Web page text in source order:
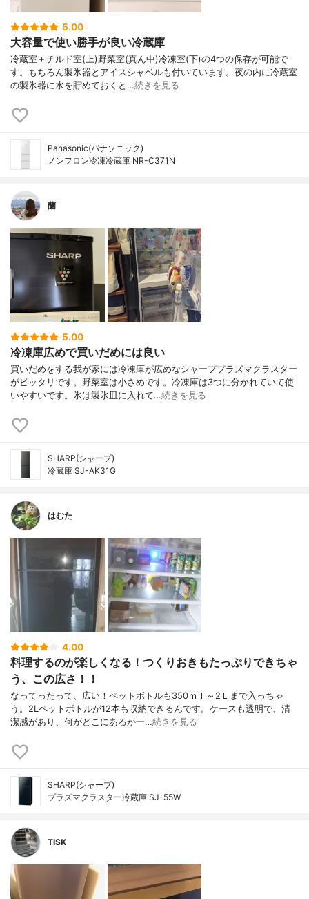
5.00
大容量で使い勝手が良い冷蔵庫
冷蔵室＋チルド室(上)野菜室(真ん中)冷凍室(下)の4つの保存が可能で
す。もちろん製氷器とアイスシャベルも付いています。夜の内に冷蔵室
の製氷器に水を貯めておくと…続きを見る
Panasonic(パナソニック)
ノンフロン冷凍冷蔵庫 NR-C371N
蘭
5.00
冷凍庫広めで買いだめには良い
買いだめをする我が家には冷凍庫が広めなシャーププラズマクラスター
がピッタリです。野菜室は小さめです。冷凍庫は3つに分かれていて使
いやすいです。氷は製氷皿に入れて…続きを見る
SHARP(シャープ)
冷蔵庫 SJ-AK31G
はむた
4.00
料理するのが楽しくなる！つくりおきもたっぷりできちゃ
う、この広さ！！
なってったって、広い！ペットボトルも350ｍｌ～2Ｌまで入っちゃ
う。2Lペットボトルが12本も収納できるんです。ケースも透明で、清
潔感があり、何がどこにあるか一…続きを見る
SHARP(シャープ)
プラズマクラスター冷蔵庫 SJ-55W
TISK